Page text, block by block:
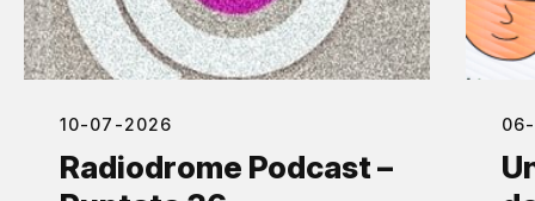
10-07-2026
Radiodrome Podcast –